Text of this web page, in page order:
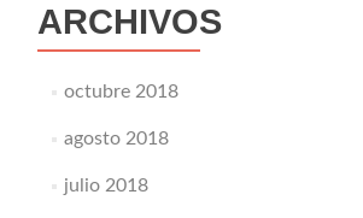
ARCHIVOS
octubre 2018
agosto 2018
julio 2018